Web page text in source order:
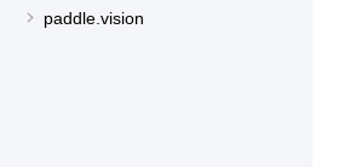
paddle.vision